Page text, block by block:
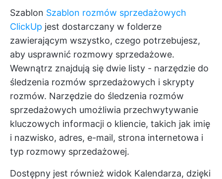
Szablon Szablon rozmów sprzedażowych
ClickUp jest dostarczany w folderze
zawierającym wszystko, czego potrzebujesz,
aby usprawnić rozmowy sprzedażowe.
Wewnątrz znajdują się dwie listy - narzędzie do
śledzenia rozmów sprzedażowych i skrypty
rozmów. Narzędzie do śledzenia rozmów
sprzedażowych umożliwia przechwytywanie
kluczowych informacji o kliencie, takich jak imię
i nazwisko, adres, e-mail, strona internetowa i
typ rozmowy sprzedażowej.
Dostępny jest również widok Kalendarza, dzięki